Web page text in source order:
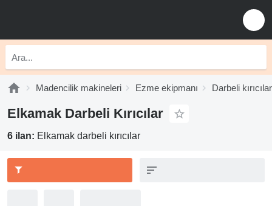
Madencilik makineleri Ezme ekipmanı Darbeli kırıcılar
Elkamak Darbeli Kırıcılar
6 ilan: Elkamak darbeli kırıcılar